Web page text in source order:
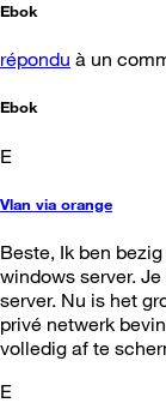
Ebok
répondu à un
Ebok
E
Vlan via orange
Beste, Ik ben
windows server.
server. Nu is het
privé netwerk
volledig af te
E